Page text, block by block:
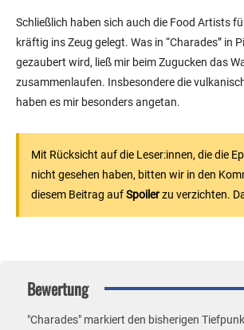
Schließlich haben sich auch die Food Artists
kräftig ins Zeug gelegt. Was in “Charades” in
gezaubert wird, ließ mir beim Zugucken das
zusammenlaufen. Insbesondere die
haben es mir besonders angetan.
Mit Rücksicht auf die Leser:innen, die die
nicht gesehen haben, bitten wir in den
diesem Beitrag aufSpoilerzu verzichten.
Bewertung
"Charades" markiert den bisherigen